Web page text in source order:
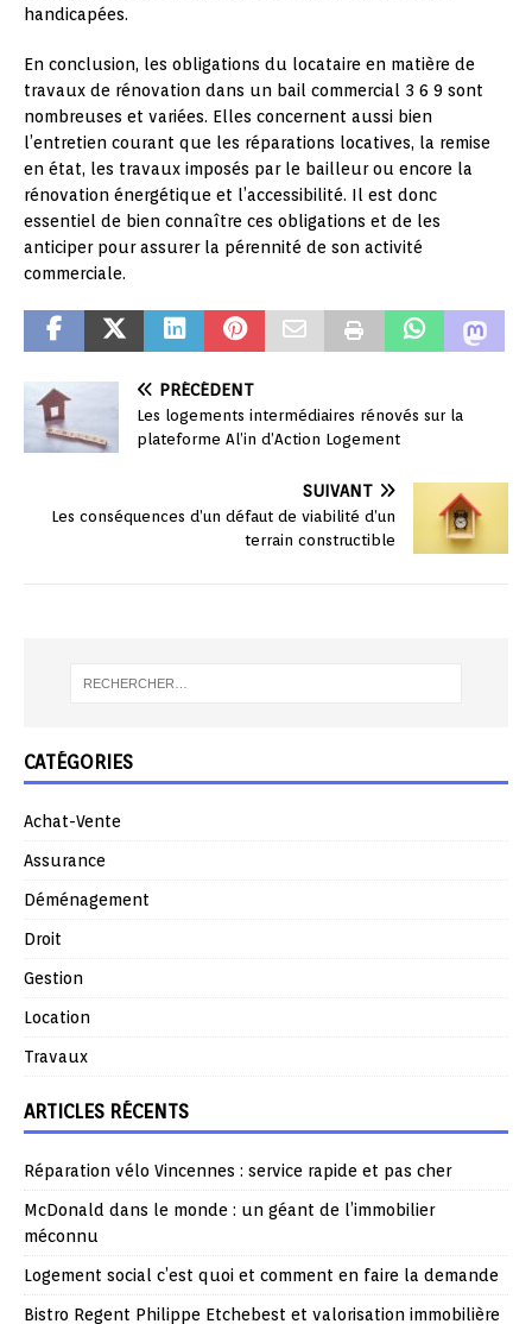
handicapées.
En conclusion, les obligations du locataire en matière de
travaux de rénovation dans un bail commercial 3 6 9 sont
nombreuses et variées. Elles concernent aussi bien
l’entretien courant que les réparations locatives, la remise
en état, les travaux imposés par le bailleur ou encore la
rénovation énergétique et l’accessibilité. Il est donc
essentiel de bien connaître ces obligations et de les
anticiper pour assurer la pérennité de son activité
commerciale.
PRÉCÉDENT
Les logements intermédiaires rénovés sur la
plateforme Al’in d’Action Logement
SUIVANT
Les conséquences d’un défaut de viabilité d’un
terrain constructible
CATÉGORIES
Achat-Vente
Assurance
Déménagement
Droit
Gestion
Location
Travaux
ARTICLES RÉCENTS
Réparation vélo Vincennes : service rapide et pas cher
McDonald dans le monde : un géant de l’immobilier
méconnu
Logement social c’est quoi et comment en faire la demande
Bistro Regent Philippe Etchebest et valorisation immobilière